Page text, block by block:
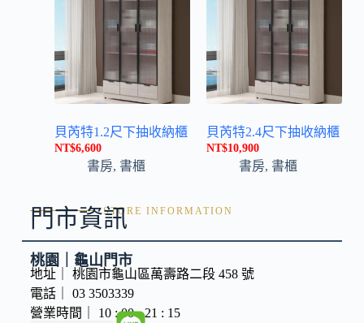
貝芮特1.2尺下抽收納櫃
NT$6,600
書房, 書櫃
貝芮特2.4尺下抽收納櫃
NT$10,900
書房, 書櫃
STORE INFORMATION
門市資訊
桃園｜龜山門市
地址｜ 桃園市龜山區萬壽路二段 458 號
電話｜ 03 3503339
營業時間｜ 10 : 00 - 21 : 15